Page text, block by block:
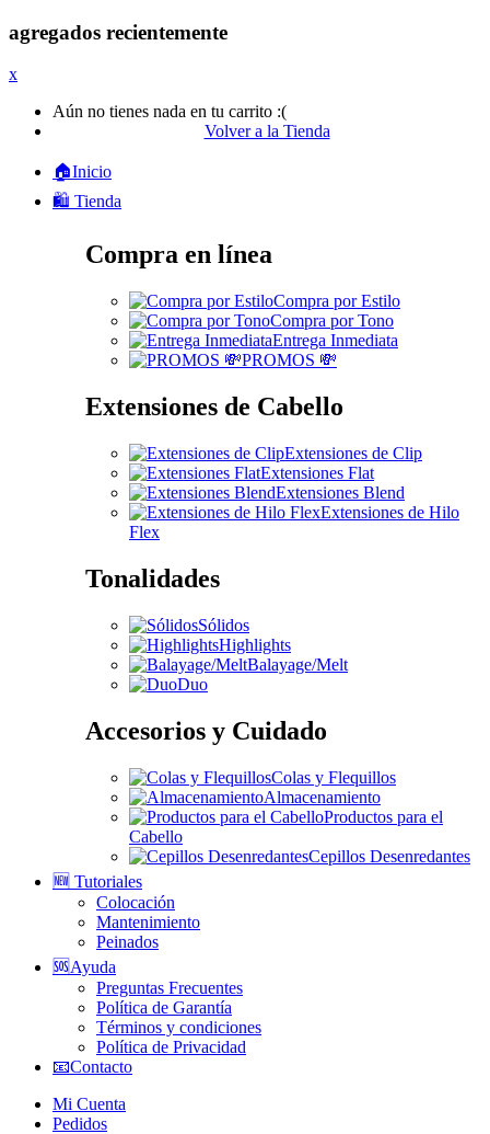
agregados recientemente
x
Aún no tienes nada en tu carrito :(
Volver a la Tienda
🏠Inicio
🛍️ Tienda
Compra en línea
Compra por Estilo
Compra por Tono
Entrega Inmediata
PROMOS 💸
Extensiones de Cabello
Extensiones de Clip
Extensiones Flat
Extensiones Blend
Extensiones de Hilo
Flex
Tonalidades
Sólidos
Highlights
Balayage/Melt
Duo
Accesorios y Cuidado
Colas y Flequillos
Almacenamiento
Productos para el
Cabello
Cepillos Desenredantes
🆕 Tutoriales
Colocación
Mantenimiento
Peinados
🆘Ayuda
Preguntas Frecuentes
Política de Garantía
Términos y condiciones
Política de Privacidad
📧Contacto
Mi Cuenta
Pedidos